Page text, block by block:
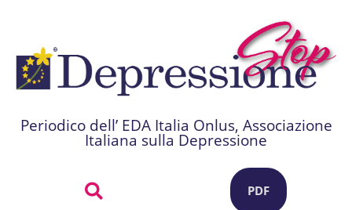
Periodico dell’ EDA Italia Onlus, Associazione
Italiana sulla Depressione
PDF